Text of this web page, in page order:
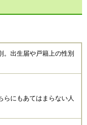
。出生届や戸籍上の性別
らにもあてはまらない人